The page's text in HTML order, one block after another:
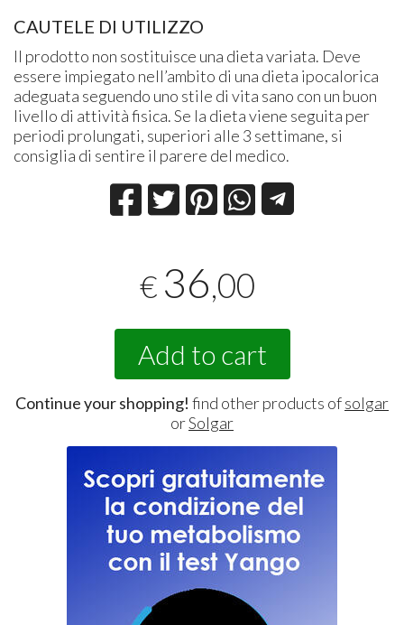
CAUTELE DI UTILIZZO
Il prodotto non sostituisce una dieta variata. Deve
essere impiegato nell’ambito di una dieta ipocalorica
adeguata seguendo uno stile di vita sano con un buon
livello di attività fisica. Se la dieta viene seguita per
periodi prolungati, superiori alle 3 settimane, si
consiglia di sentire il parere del medico.
€ 36,00
Add to cart
Continue your shopping! find other products ofsolgar
orSolgar